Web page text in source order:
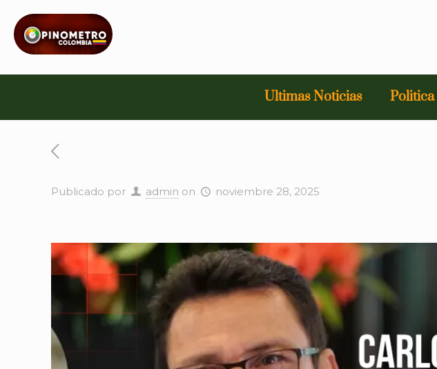
Ultimas Noticias Politica
Publicado por admin on noviembre 28, 2025